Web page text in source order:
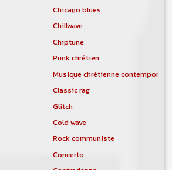
Chicago blues
Chillwave
Chiptune
Punk chrétien
Musique chrétienne
Classic rag
Glitch
Cold wave
Rock communiste
Concerto